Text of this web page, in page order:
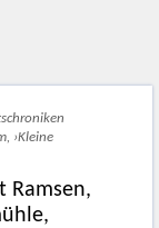
›Kleine
Ramsen,